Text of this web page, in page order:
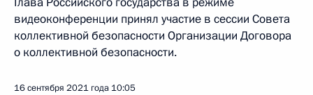
видеоконференции принял участие в сессии Совета
коллективной безопасности Организации Договора
о коллективной безопасности.
16 сентября 2021 года 10:05